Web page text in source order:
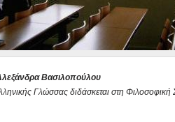
Βασιλοπούλου
Γλώσσας διδάσκεται στη